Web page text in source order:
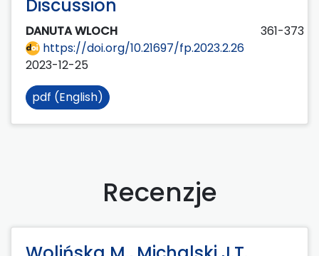
Discussion
DANUTA WLOCH
361-373
https://doi.org/10.21697/fp.2023.2.26
2023-12-25
pdf (English)
Recenzje